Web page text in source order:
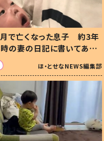
で亡くなった息子 約3年
時の妻の日記に書いてあっ
ほ・とせなNEWS編集部